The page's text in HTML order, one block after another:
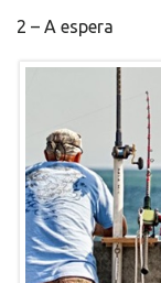
2 – A espera